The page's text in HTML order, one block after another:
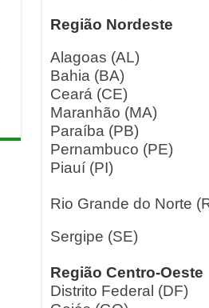
Região Nordeste
Alagoas (AL)
Bahia (BA)
Ceará (CE)
Maranhão (MA)
Paraíba (PB)
Pernambuco (PE)
Piauí (PI)
Rio Grande do Norte
Sergipe (SE)
Região Centro-Oeste
Distrito Federal (DF)